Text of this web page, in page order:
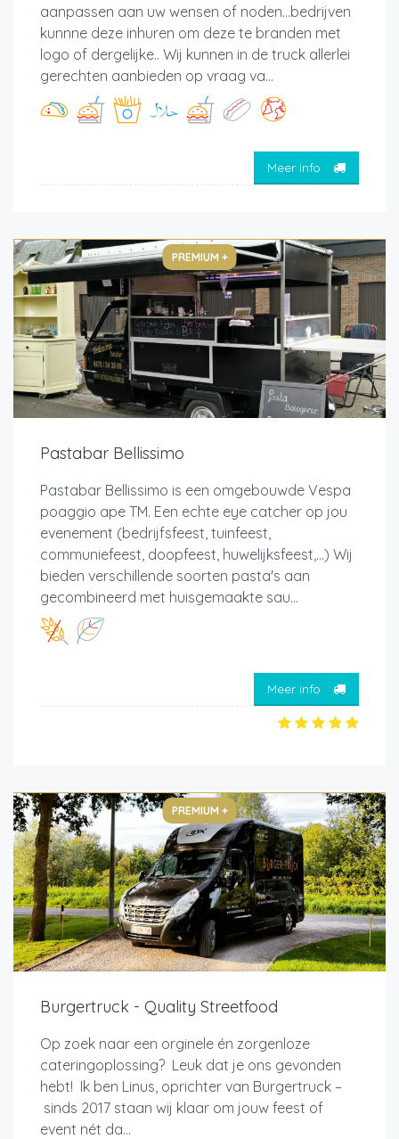
aanpassen aan uw wensen of noden...bedrijven
kunnne deze inhuren om deze te branden met
logo of dergelijke.. Wij kunnen in de truck allerlei
gerechten aanbieden op vraag va...
Meer info
PREMIUM +
Pastabar Bellissimo
Pastabar Bellissimo is een omgebouwde Vespa
poaggio ape TM. Een echte eye catcher op jou
evenement (bedrijfsfeest, tuinfeest,
communiefeest, doopfeest, huwelijksfeest,...) Wij
bieden verschillende soorten pasta's aan
gecombineerd met huisgemaakte sau...
Meer info
PREMIUM +
Burgertruck - Quality Streetfood
Op zoek naar een orginele én zorgenloze
cateringoplossing? Leuk dat je ons gevonden
hebt! Ik ben Linus, oprichter van Burgertruck –
sinds 2017 staan wij klaar om jouw feest of
event nét da...